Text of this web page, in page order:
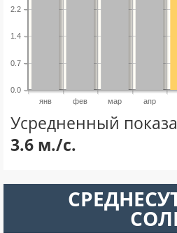
янв фев мар апр
0.0
0.7
1.4
2.2
Усредненный
3.6 м./с.